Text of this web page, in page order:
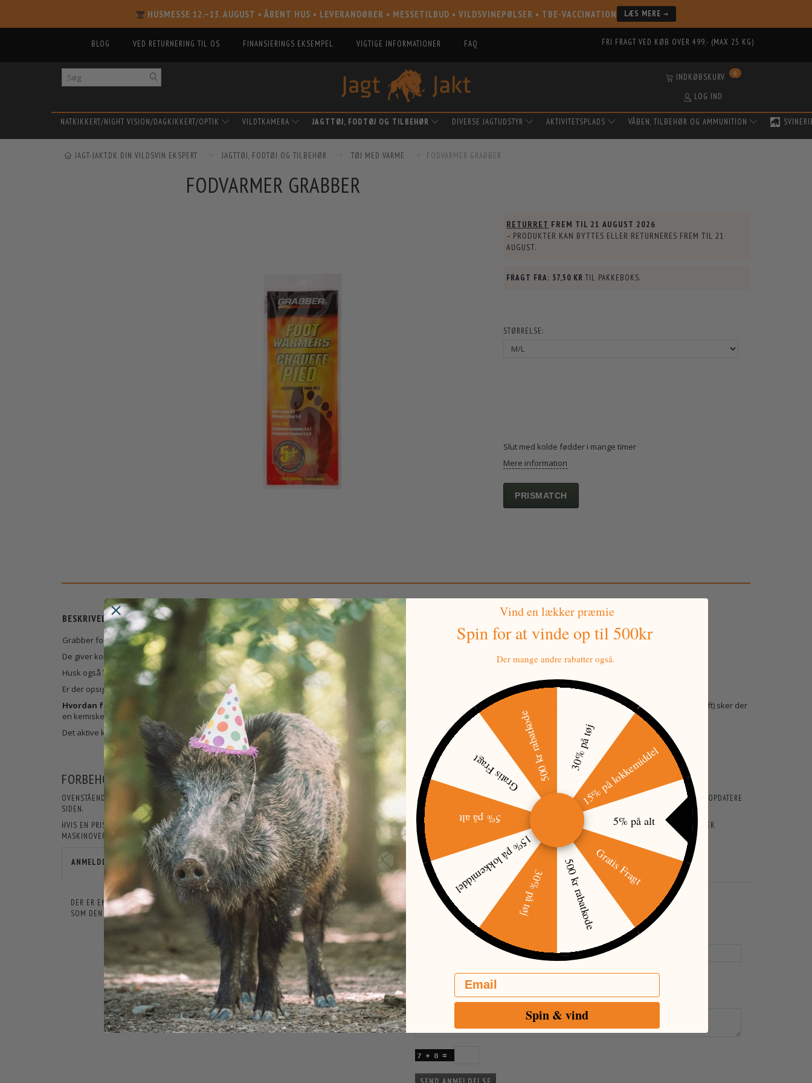
HUSMESSE 12.–13. AUGUST • ÅBENT HUS • LEVERANDØRER • MESSETILBUD • VILDSVINEPØLSER • TBE-VACCINATION LÆS MERE →
BLOG VED RETURNERING TIL OS FINANSIERINGS EKSEMPEL VIGTIGE INFORMATIONER FAQ FRI FRAGT VED KØB OVER 499,- (MAX 25 KG)
INDKØBSKURV 0
LOG IND
NATKIKKERT/NIGHT VISION/DAGKIKKERT/OPTIK VILDTKAMERA JAGTTØJ, FODTØJ OG TILBEHØR DIVERSE JAGTUDSTYR AKTIVITETSPLADS VÅBEN, TILBEHØR OG AMMUNITION
JAGT-JAKT.DK DIN VILDSVIN EKSPERT JAGTTØJ, FODTØJ OG TILBEHØR TØJ MED VARME FODVARMER GRABBER
FODVARMER GRABBER
RETURRET FREM TIL 21 AUGUST 2026
– PRODUKTER KAN BYTTES ELLER RETURNERES FREM TIL21
AUGUST.
FRAGT FRA: 37,50 KR TIL PAKKEBOKS.
STØRRELSE:
Slut med kolde fødder i mange timer
Mere information
PRISMATCH
BESKRIVELSE
Grabber fodvarmer er en varmepude, som automatisk bliver varm, når den kommer ud af posen. Derefter holder den sig varm i op til 5 timer.
De giver komfortabel varme op til 5 timer.
Husk også Til hænderne , så du har fuld førlighed hele tiden, uden frosne hænder.
Er der opsigt til ekstra koldt vejr, så prøv vores eftertragtede varmesåler, så oplever du aldrig kolde fødder igen.
Hvordan fungere det?
Grabber´s indeholder en blanding af naturlige stoffer, som er blandet omhyggeligt og indpakket i en lille fleece pude. Når denne påvirkes af oxygen (luft) sker der
en kemiske reaktion, hvilket udvikler varme. Indeholdet er ikke farligt og trænger ikke igennem fleece puden.
Det aktive kul fungere som katalysator for jernet og saltet, som fremmer reaktionsforløbet.
FORBEHOLD FOR PRODUKTINFORMATION
OVENSTÅENDE INFORMATIONER OG SPECIFIKATIONER KAN LØBENDE ÆNDRES. I TILFÆLDE AF TRYKFEJL VEDRØRENDE PRIS ELLER UDSOLGTE VARER BESTRÆBER VI OS PÅ HURTIGST MULIGT AT OPDATERE
SIDEN.
HVIS EN PRIS ER ÅBENLYST FORKERT, ER JAGT-JAKT IKKE FORPLIGTET TIL AT LEVERE DET PÅGÆLDENDE PRODUKT TIL DEN FORKERTE PRIS. ENKELTE TEKSTER KAN VÆRE AUTOGENEREREDE ELLER
MASKINOVERSATTE, OG DER KAN DERFOR FOREKOMME TEKSTER, SOM VIRKER MISVISENDE.
ANMELDELSER
DER ER ENDNU IKKE NOGEN ANMELDELSER HER. VI VIL VÆRE GLADE FOR HVIS DU VIL ANMELDE
SOM DEN FØRSTE.
TILFØJ ANMELDELSE:
FORNAVN OG EFTERNAVN(E)
BEDØMMELSE
ANMELDELSE
Vind en lækker præmie
Spin for at vindeop til 500kr
Der mange andre rabatter også.
30% på tøj
15% på lokkemiddel
5% på alt
Gratis Fragt
500 kr rabatkode
30% på tøj
15% på lokkemiddel
5% på alt
Gratis Fragt500 kr rabatkode
Email
Spin & vind